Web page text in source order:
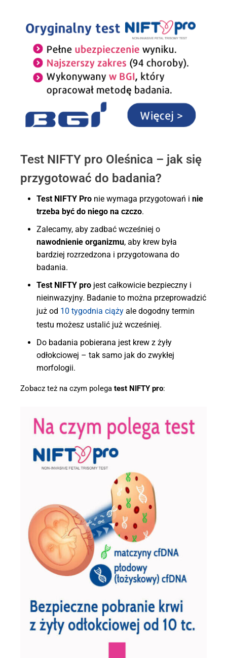
Test NIFTY pro Oleśnica – jak się
przygotować do badania?
Test NIFTY Pro nie wymaga przygotowań i nie
trzeba być do niego na czczo.
Zalecamy, aby zadbać wcześniej o
nawodnienie organizmu, aby krew była
bardziej rozrzedzona i przygotowana do
badania.
Test NIFTY pro jest całkowicie bezpieczny i
nieinwazyjny. Badanie to można przeprowadzić
już od 10 tygodnia ciąży ale dogodny termin
testu możesz ustalić już wcześniej.
Do badania pobierana jest krew z żyły
odłokciowej – tak samo jak do zwykłej
morfologii.
Zobacz też na czym polega test NIFTY pro: